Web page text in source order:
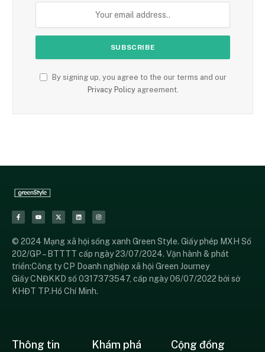
By signing up, you agree to the our terms and our
Privacy Policyagreement.
© 2024 Mạng xã hội sống xanh Green Style. Giấy phép MXH Số
202/GP – BTTTT cấp ngày 23/07/2024. Vận hành & phát
triển:Công ty CP Doanh nghiệp xã hội Green Journey
Giấy CNĐKKD số 0317373547, cấp ngày 06/07/2022 bởi sở
KHĐT TP.Hồ Chí Minh.
Thông tin Khám phá Cộng đồng